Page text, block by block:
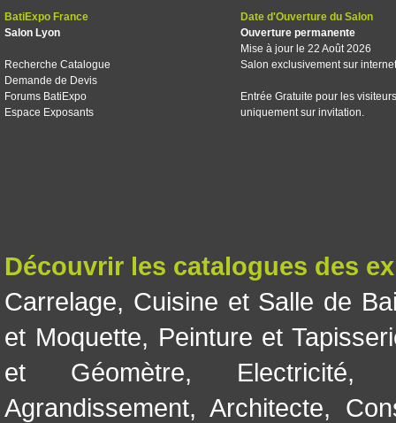
BatiExpo France
Salon Lyon
Recherche Catalogue
Demande de Devis
Forums BatiExpo
Espace Exposants
Date d'Ouverture du Salon
Ouverture permanente
Mise à jour le 22 Août 2026
Salon exclusivement sur internet
Entrée Gratuite pour les visiteurs
uniquement sur invitation.
Découvrir les catalogues des
Carrelage, Cuisine et Salle de
et Moquette, Peinture et
et Géomètre, Electricité
Agrandissement, Architecte,